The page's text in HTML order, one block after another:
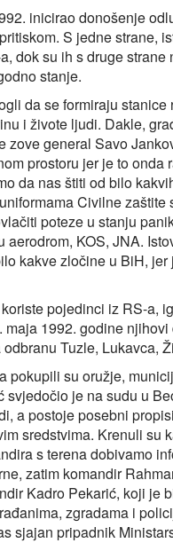
inicirao donošenje
S jedne strane,
dok su ih s druge
stanje.
da se formiraju
i živote ljudi. Dakle,
general Savo
prostoru jer je to onda
da nas štiti od bilo
Civilne zaštite
poteze u stanju
KOS, JNA.
kakve zločine u BiH,
pojedinci iz RS-a,
1992. godine
Tuzle, Lukavca,
pokupili su oružje,
je na sudu u
a postoje posebni
sredstvima. Krenuli su
s terena dobivamo
zatim komandir
Kadro Pekarić, koji je
zgradama i
sjajan pripadnik